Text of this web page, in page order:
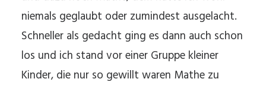
niemals geglaubt oder zumindest ausgelacht.
Schneller als gedacht ging es dann auch schon
los und ich stand vor einer Gruppe kleiner
Kinder, die nur so gewillt waren Mathe zu